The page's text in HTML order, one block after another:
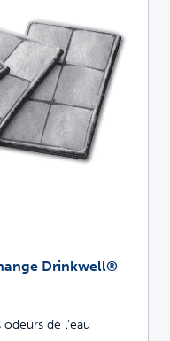
Drinkwell®
odeurs de l'eau